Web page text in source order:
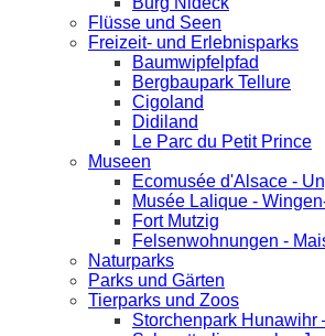
Flüsse und Seen
Freizeit- und Erlebnisparks
Baumwipfelpfad
Bergbaupark Tellure
Cigoland
Didiland
Le Parc du Petit Prince
Museen
Ecomusée d'Alsace -
Musée Lalique -
Fort Mutzig
Felsenwohnungen -
Naturparks
Parks und Gärten
Tierparks und Zoos
Storchenpark Hunawihr